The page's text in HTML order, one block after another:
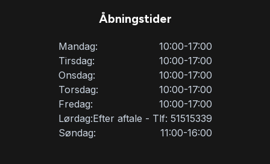
vognbaneassistent
Åbningstider
Mandag:
10:00-17:00
Tirsdag:
10:00-17:00
Onsdag:
10:00-17:00
Torsdag:
10:00-17:00
Fredag:
10:00-17:00
Lørdag:Efter aftale - Tlf: 51515339
Søndag:
11:00-16:00